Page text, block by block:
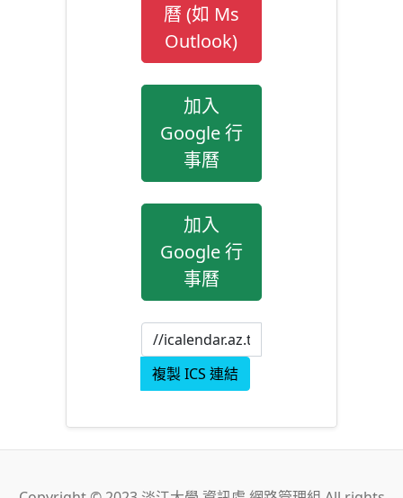
曆 (如 Ms
Outlook)
加入
Google 行
事曆
加入
Google 行
事曆
複製 ICS 連結